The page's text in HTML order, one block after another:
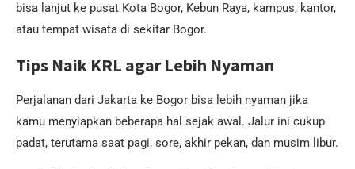
bisa lanjut ke pusat Kota Bogor, Kebun Raya, kampus, kantor,
atau tempat wisata di sekitar Bogor.
Tips Naik KRL agar Lebih Nyaman
Perjalanan dari Jakarta ke Bogor bisa lebih nyaman jika
kamu menyiapkan beberapa hal sejak awal. Jalur ini cukup
padat, terutama saat pagi, sore, akhir pekan, dan musim libur.